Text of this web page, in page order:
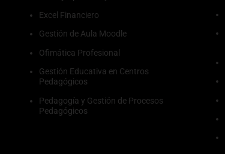
Excel Financiero
Gestión de Aula Moodle
Ofimática Profesional
Gestión Educativa en Centros
Pedagógicos
Pedagogía y Gestión de Procesos
Pedagógicos